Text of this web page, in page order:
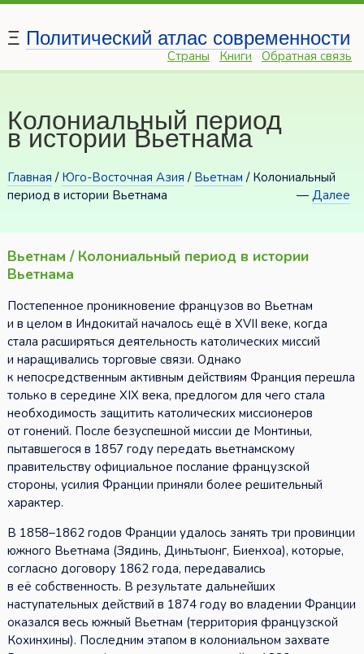
Ξ Политический атлас современности
Страны Книги Обратная связь
Колониальный период
в истории Вьетнама
Главная / Юго-Восточная Азия / Вьетнам / Колониальный
период в истории Вьетнама
—Далее
Вьетнам / Колониальный период в истории
Вьетнама
Постепенное проникновение французов во Вьетнам
и в целом в Индокитай началось ещё в XVII веке, когда
стала расширяться деятельность католических миссий
и наращивались торговые связи. Однако
к непосредственным активным действиям Франция перешла
только в середине XIX века, предлогом для чего стала
необходимость защитить католических миссионеров
от гонений. После безуспешной миссии де Монтиньи,
пытавшегося в 1857 году передать вьетнамскому
правительству официальное послание французской
стороны, усилия Франции приняли более решительный
характер.
В 1858–1862 годов Франции удалось занять три провинции
южного Вьетнама (Зядинь, Диньтыонг, Биенхоа), которые,
согласно договору 1862 года, передавались
в её собственность. В результате дальнейших
наступательных действий в 1874 году во владении Франции
оказался весь южный Вьетнам (территория французской
Кохинхины). Последним этапом в колониальном захвате